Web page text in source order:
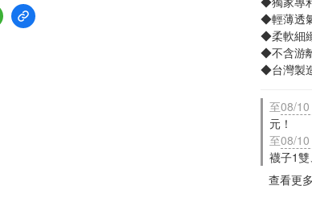
◆輕薄透
◆柔軟細
◆不含游
◆台灣製
至08/
元！
至08/
襪子1雙
查看更多